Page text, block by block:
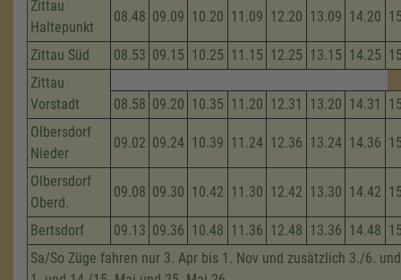
Zittau
Haltepunkt
08.48 09.09 10.20 11.09 12.20 13.09 14.20
Zittau Süd 08.53 09.15 10.25 11.15 12.25 13.15 14.25
Zittau
Vorstadt
08.58 09.20 10.35 11.20 12.31 13.20 14.31
Olbersdorf
Nieder
09.02 09.24 10.39 11.24 12.36 13.24 14.36
Olbersdorf
Oberd.
09.08 09.30 10.42 11.30 12.42 13.30 14.42
Bertsdorf 09.13 09.36 10.48 11.36 12.48 13.36 14.48
Sa/So Züge fahren nur 3. Apr bis 1. Nov und zusätzlich 3./6.